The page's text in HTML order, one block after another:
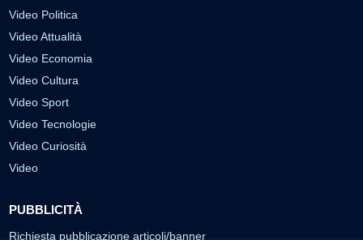
Video Politica
Video Attualità
Video Economia
Video Cultura
Video Sport
Video Tecnologie
Video Curiosità
Video
PUBBLICITÀ
Richiesta pubblicazione articoli/banner